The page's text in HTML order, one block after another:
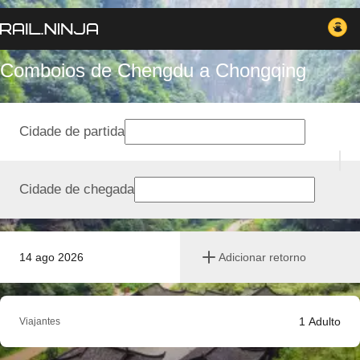
Comboios de Chengdu a Chongqing
14 ago 2026 Adicionar retorno
Cidade de partida
Cidade de chegada
Viajantes 1 Adulto